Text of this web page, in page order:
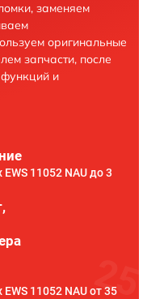
заменяем
оригинальные
запчасти, после
и
11052 NAU до 3
11052 NAU от 35